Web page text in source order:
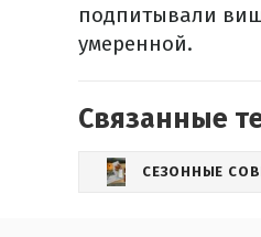
подпитывали
умеренной.
Связанные
СЕЗОННЫЕ